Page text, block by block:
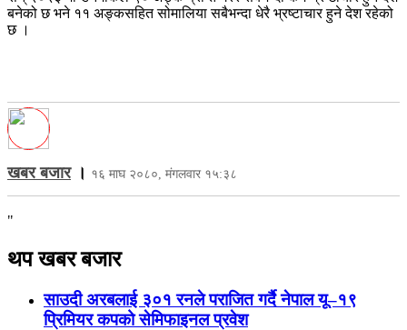
बनेको छ भने ११ अङ्कसहित सोमालिया सबैभन्दा धेरै भ्रष्टाचार हुने देश रहेको
छ ।
खबर बजार। १६ माघ २०८०, मंगलवार १५:३८
"
थप खबर बजार
साउदी अरबलाई ३०१ रनले पराजित गर्दै नेपाल यू–१९
प्रिमियर कपको सेमिफाइनल प्रवेश